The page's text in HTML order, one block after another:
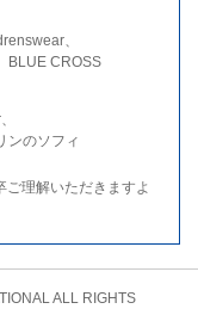
、
BLUE CROSS
ンのソフィ
理解いただきますよ